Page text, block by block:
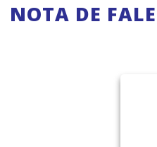
NOTA DE